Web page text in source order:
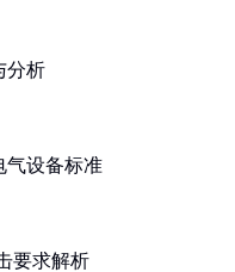
分析
气设备标准
要求解析